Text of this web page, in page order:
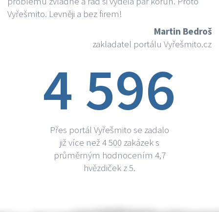
Vyřešmito. Levněji a bez firem!
Martin Bedroš
zakladatel portálu Vyřešmito.cz
4 596
Přes portál Vyřešmito se zadalo
již více než 4 500 zakázek s
průměrným hodnocením 4,7
hvězdiček z 5.